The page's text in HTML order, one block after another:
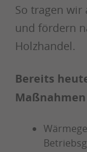
So tragen wir
und fördern
Holzhandel.
Bereits